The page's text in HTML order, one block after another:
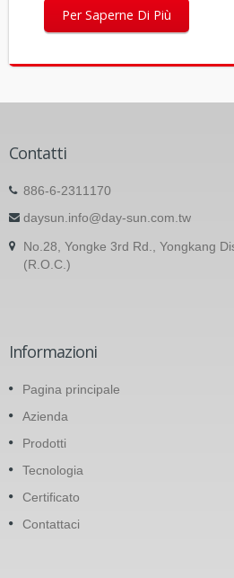
Per Saperne Di Più
Contatti
886-6-2311170
daysun.info@day-sun.com.tw
No.28, Yongke 3rd Rd., Yongkang
(R.O.C.)
Informazioni
Pagina principale
Azienda
Prodotti
Tecnologia
Certificato
Contattaci